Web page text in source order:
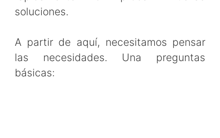
soluciones.
A partir de aquí, necesitamos pensar
las necesidades. Una preguntas
básicas: